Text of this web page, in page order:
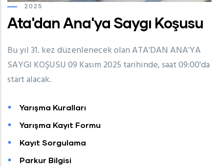
2025
Ata'dan Ana'ya Saygı Koşusu
Bu yıl 31. kez düzenlenecek olan ATA'DAN ANA'YA
SAYGI KOŞUSU 09 Kasım 2025 tarihinde, saat 09:00'da
start alacak.
Yarışma Kuralları
Yarışma Kayıt Formu
Kayıt Sorgulama
Parkur Bilgisi